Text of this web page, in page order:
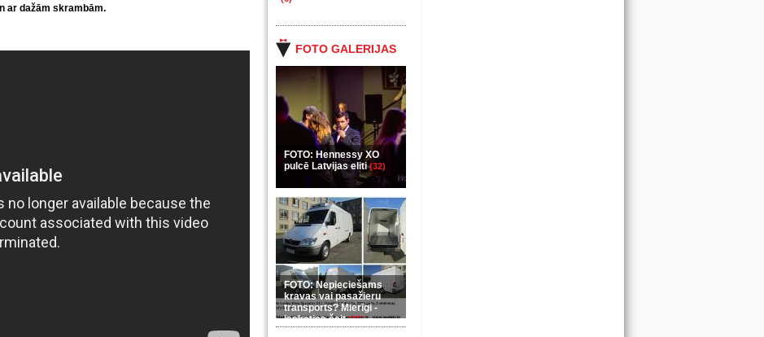
FOTO GALERIJAS
FOTO: Hennessy XO
pulcē Latvijas eliti(32)
FOTO: Nepieciešams
kravas vai pasažieru
transports? Mierīgi -
ieskaties šeit(35)
ar dažām skrambām.